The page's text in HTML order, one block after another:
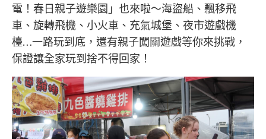
電！春日親子遊樂園」也來啦～海盜船、飄移飛
車、旋轉飛機、小火車、充氣城堡、夜市遊戲機
檯…一路玩到底，還有親子闖關遊戲等你來挑戰，
保證讓全家玩到捨不得回家！